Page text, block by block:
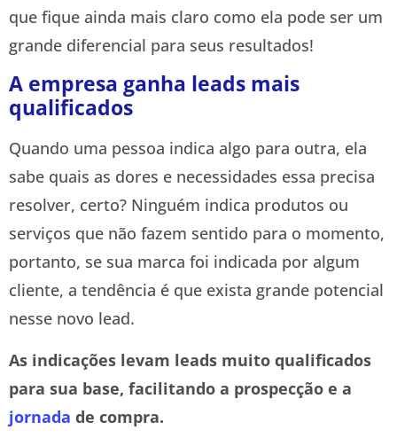
que fique ainda mais claro como ela pode ser um
grande diferencial para seus resultados!
A empresa ganha leads mais
qualificados
Quando uma pessoa indica algo para outra, ela
sabe quais as dores e necessidades essa precisa
resolver, certo? Ninguém indica produtos ou
serviços que não fazem sentido para o momento,
portanto, se sua marca foi indicada por algum
cliente, a tendência é que exista grande potencial
nesse novo lead.
As indicações levam leads muito qualificados
para sua base, facilitando a prospecção e a
jornada de compra.